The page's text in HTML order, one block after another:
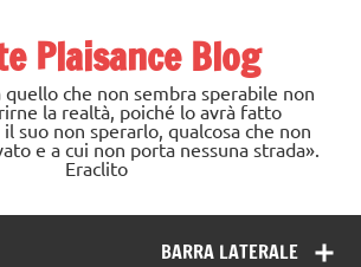
Plaisance Blog
quello che non sembra sperabile non
la realtà, poiché lo avrà fatto
suo non sperarlo, qualcosa che non
e a cui non porta nessuna strada».
Eraclito
BARRA LATERALE